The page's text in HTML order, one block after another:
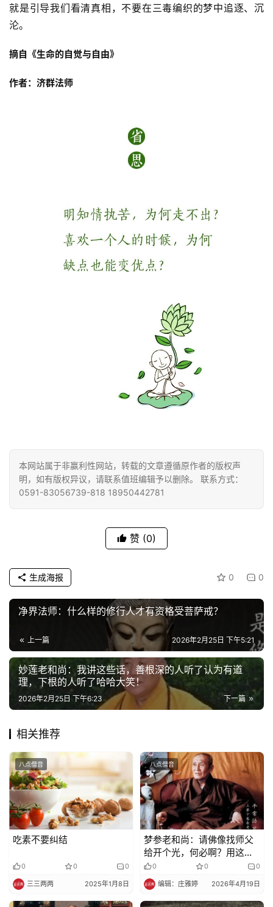
谈
乐
提
佛
教
政
策
法
规
责
声
登录 注册
就是引导我们看清真相，不要在三毒编织的梦中追逐、沉
沦。
摘自《生命的自觉与自由》
作者：济群法师
本网站属于非赢利性网站，转载的文章遵循原作者的版权声
明，如有版权异议，请联系值班编辑予以删除。 联系方式：
0591-83056739-818 18950442781
赞 (0)
0 0
生成海报
净界法师：什么样的修行人才有资格受菩萨戒？
上一篇 2026年2月25日 下午5:21
妙莲老和尚：我讲这些话，善根深的人听了认为有道
理，下根的人听了哈哈大笑！
下一篇
2026年2月25日 下午6:23
相关推荐
八点僧音
吃素不要纠结
0 0 0
三三两两 2025年1月8日
八点僧音
梦参老和尚：请佛像找师父
给开个光，何必啊？用这个
方法，你自己就把光开了
0 0 0
编辑：庄雅婷 2026年4月19日